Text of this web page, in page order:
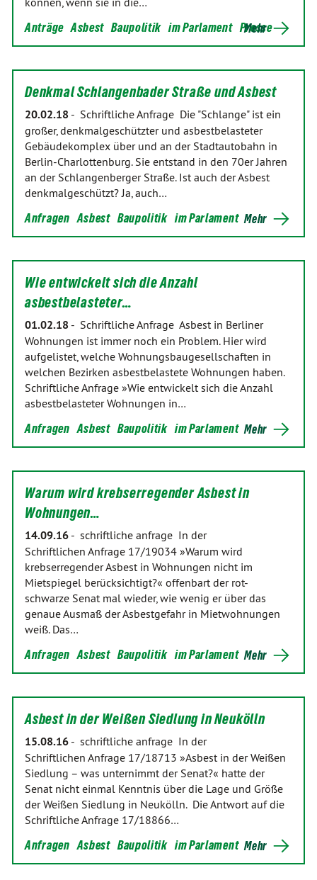
Anträge Asbest Baupolitik im Parlament Presse
Mehr
Denkmal Schlangenbader Straße und Asbest
20.02.18 - Schriftliche Anfrage Die "Schlange" ist ein
großer, denkmalgeschützter und asbestbelasteter
Gebäudekomplex über und an der Stadtautobahn in
Berlin-Charlottenburg. Sie entstand in den 70er Jahren
an der Schlangenberger Straße. Ist auch der Asbest
denkmalgeschützt? Ja, auch…
Anfragen Asbest Baupolitik im Parlament Mehr
Wie entwickelt sich die Anzahl
asbestbelasteter…
01.02.18 - Schriftliche Anfrage Asbest in Berliner
Wohnungen ist immer noch ein Problem. Hier wird
aufgelistet, welche Wohnungsbaugesellschaften in
welchen Bezirken asbestbelastete Wohnungen haben.
Schriftliche Anfrage »Wie entwickelt sich die Anzahl
asbestbelasteter Wohnungen in…
Anfragen Asbest Baupolitik im Parlament Mehr
Warum wird krebserregender Asbest in
Wohnungen…
14.09.16 - schriftliche anfrage In der
Schriftlichen Anfrage 17/19034 »Warum wird
krebserregender Asbest in Wohnungen nicht im
Mietspiegel berücksichtigt?« offenbart der rot-
schwarze Senat mal wieder, wie wenig er über das
genaue Ausmaß der Asbestgefahr in Mietwohnungen
weiß. Das…
Anfragen Asbest Baupolitik im Parlament Mehr
Asbest in der Weißen Siedlung in Neukölln
15.08.16 - schriftliche anfrage In der
Schriftlichen Anfrage 17/18713 »Asbest in der Weißen
Siedlung – was unternimmt der Senat?« hatte der
Senat nicht einmal Kenntnis über die Lage und Größe
der Weißen Siedlung in Neukölln. Die Antwort auf die
Schriftliche Anfrage 17/18866…
Anfragen Asbest Baupolitik im Parlament Mehr